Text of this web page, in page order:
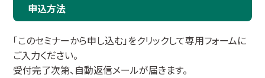
申込方法
「このセミナーから申し込む」をクリックして専用フォームに
ご入力ください。
受付完了次第、自動返信メールが届きます。